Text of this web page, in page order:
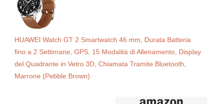
HUAWEI Watch GT 2 Smartwatch 46 mm, Durata Batteria
fino a 2 Settimane, GPS, 15 Modalità di Allenamento, Display
del Quadrante in Vetro 3D, Chiamata Tramite Bluetooth,
Marrone (Pebble Brown)